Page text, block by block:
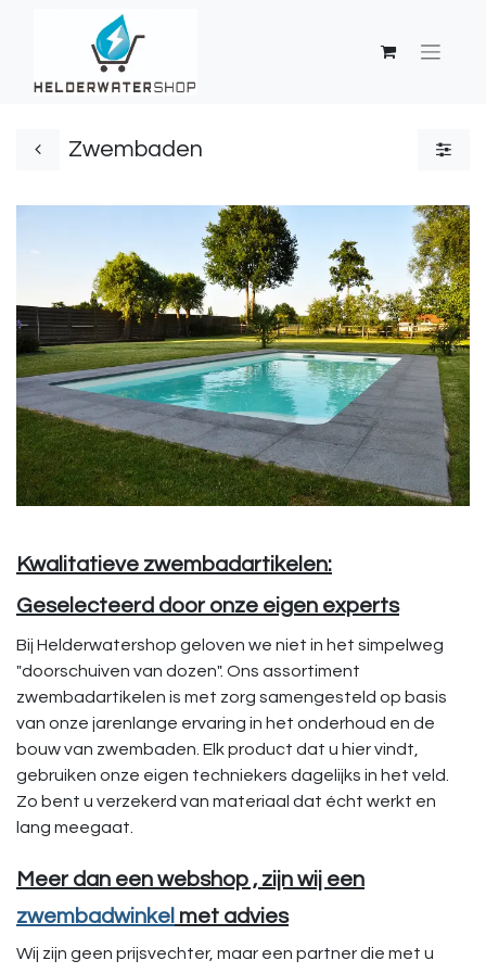
Zwembaden
Kwalitatieve zwembadartikelen:
Geselecteerd door onze eigen experts
Bij Helderwatershop geloven we niet in het simpelweg
"doorschuiven van dozen". Ons assortiment
zwembadartikelen is met zorg samengesteld op basis
van onze jarenlange ervaring in het onderhoud en de
bouw van zwembaden. Elk product dat u hier vindt,
gebruiken onze eigen techniekers dagelijks in het veld.
Zo bent u verzekerd van materiaal dat écht werkt en
lang meegaat.
Meer dan een webshop , zijn wij een
zwembadwinkel met advies
Wij zijn geen prijsvechter, maar een partner die met u